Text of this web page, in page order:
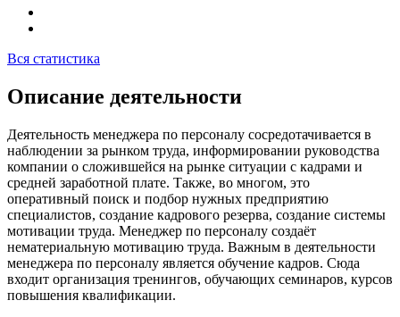
Вся статистика
Описание деятельности
Деятельность менеджера по персоналу сосредотачивается в
наблюдении за рынком труда, информировании руководства
компании о сложившейся на рынке ситуации с кадрами и
средней заработной плате. Также, во многом, это
оперативный поиск и подбор нужных предприятию
специалистов, создание кадрового резерва, создание системы
мотивации труда. Менеджер по персоналу создаёт
нематериальную мотивацию труда. Важным в деятельности
менеджера по персоналу является обучение кадров. Сюда
входит организация тренингов, обучающих семинаров, курсов
повышения квалификации.